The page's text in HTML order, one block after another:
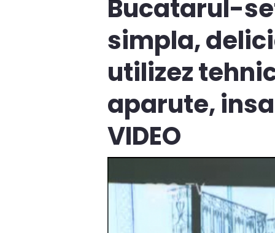
Bucatarul-
simpla,
utilizez
aparute,
VIDEO